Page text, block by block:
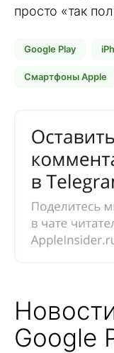
просто «так
Google Play
Смартфоны Apple
Google